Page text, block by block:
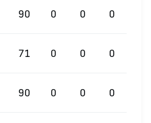
90 0 0 0
71 0 0 0
90 0 0 0